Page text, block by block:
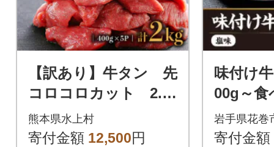
【訳あり】牛タン 先
コロコロカット 2.0
kg(400g×5P) (水上
村)
熊本県水上村
寄付金額 12,500円
味付け
00g～食
～
岩手県花巻
寄付金額